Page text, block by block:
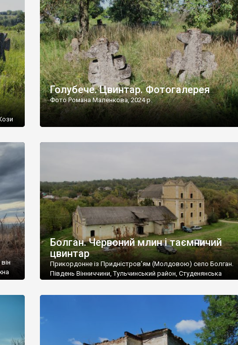
[…]
Голубече. Цвинтар. Фотогалерея
Фото Романа Маленкова, 2024 р.
Болган. Червоний млин і таємничий
цвинтар
Прикордонне із Придністров’ям (Молдовою) село Болган.
Південь Вінниччини, Тульчинський район, Студенянська
старовинний цвинтар із кам’яними хрестами. Всі епітафії, які
збереглися, написані кирилицею, церковнослов’янською
мовою. За всіма традиційними ознаками – цвинтар
український. Хрести датуються 19 століттям. У 1924-1940
роках Болган […]